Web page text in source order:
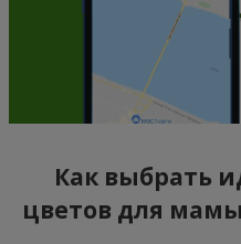
Как выбрать
цветов для